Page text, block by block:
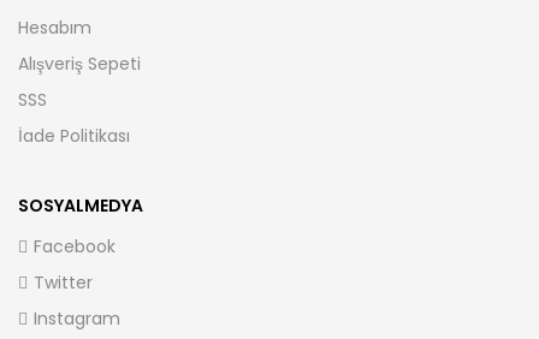
Hesabım
Alışveriş Sepeti
SSS
İade Politikası
SOSYALMEDYA
Facebook
Twitter
Instagram